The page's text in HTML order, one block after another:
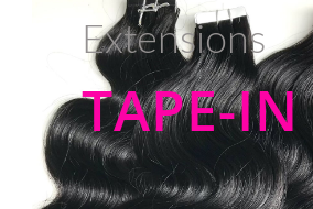
Extensions
TAPE-IN